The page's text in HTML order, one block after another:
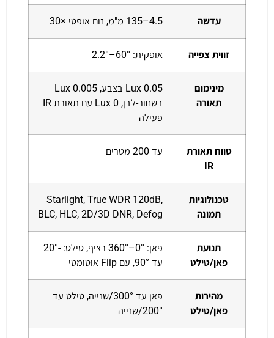
עדשה 4.5–135 מ"מ, זום אופטי ×30
זווית צפייה אופקית: 60°–2.2°
מינימום
תאורה
0.05 Lux בצבע, 0.005 Lux
בשחור-לבן, 0 Lux עם תאורת IR
פעילה
טווח תאורת
IR
עד 200 מטרים
טכנולוגיות
תמונה
Starlight, True WDR 120dB,
BLC, HLC, 2D/3D DNR, Defog
תנועת
פאן/טילט
פאן: 0°–360° רציף, טילט: -20°
עד 90°, עם Flip אוטומטי
מהירות
פאן/טילט
פאן עד 300°/שנייה, טילט עד
200°/שנייה